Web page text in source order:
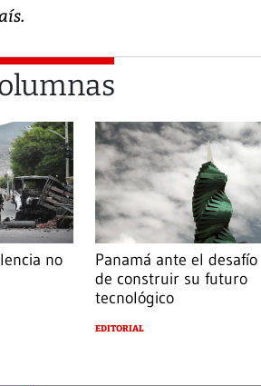
no
Panamá ante el desafío
de construir su futuro
tecnológico
EDITORIAL